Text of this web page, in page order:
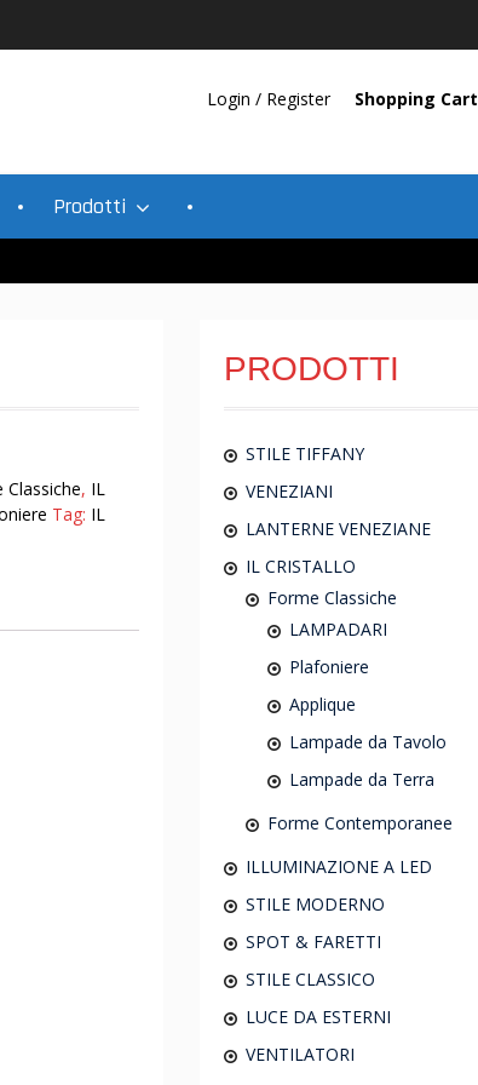
Login / Register Shopping Cart
Prodotti
Classiche, IL
Tag: IL
PRODOTTI
STILE TIFFANY
VENEZIANI
LANTERNE VENEZIANE
IL CRISTALLO
Forme Classiche
LAMPADARI
Plafoniere
Applique
Lampade da Tavolo
Lampade da Terra
Forme Contemporanee
ILLUMINAZIONE A LED
STILE MODERNO
SPOT & FARETTI
STILE CLASSICO
LUCE DA ESTERNI
VENTILATORI